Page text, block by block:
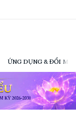
ỨNG DỤNG & ĐỔI